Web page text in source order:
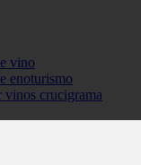
vino
enoturismo
vinos crucigrama